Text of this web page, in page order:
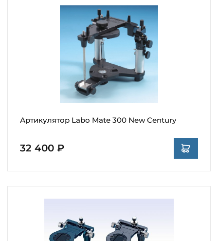
Артикулятор Labo Mate 300 New Century
32 400 ₽